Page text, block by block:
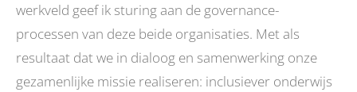
werkveld geef ik sturing aan de governance­
processen van deze beide organisaties. Met als
resultaat dat we in dialoog en samenwerking onze
gezamenlijke missie realiseren: inclusiever onderwijs